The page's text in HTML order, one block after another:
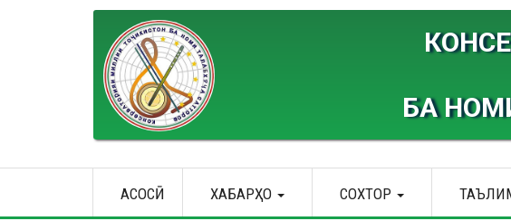
БА
navigation
АСОСӢ ХАБАРҲО СОХТОР